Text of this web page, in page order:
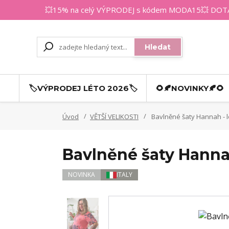
💥15% na celý VÝPRODEJ s kódem MODA15💥
Hledat
🏷️VÝPRODEJ LÉTO 2026🏷️ 🌻🍂NOVINKY🍂🌻
Úvod VĚTŠÍ VELIKOSTI Bavlněné šaty Hannah -
Bavlněné šaty
NOVINKA ITALY